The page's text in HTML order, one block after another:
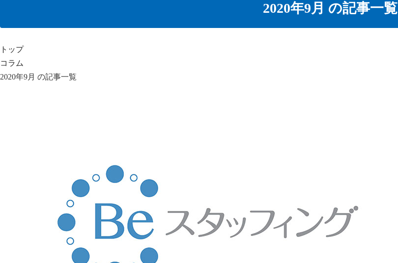
2020年9月 の記事一覧
トップ
コラム
2020年9月 の記事一覧